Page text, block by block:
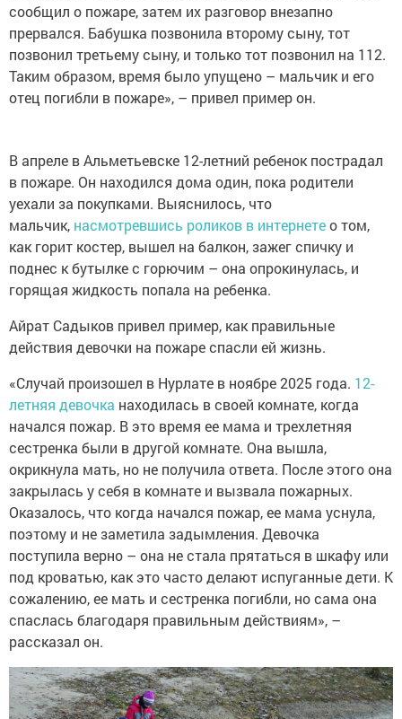
сообщил о пожаре, затем их разговор внезапно
прервался. Бабушка позвонила второму сыну, тот
позвонил третьему сыну, и только тот позвонил на 112.
Таким образом, время было упущено – мальчик и его
отец погибли в пожаре», – привел пример он.
В апреле в Альметьевске 12-летний ребенок пострадал
в пожаре. Он находился дома один, пока родители
уехали за покупками. Выяснилось, что
мальчик, насмотревшись роликов в интернетео том,
как горит костер, вышел на балкон, зажег спичку и
поднес к бутылке с горючим – она опрокинулась, и
горящая жидкость попала на ребенка.
Айрат Садыков привел пример, как правильные
действия девочки на пожаре спасли ей жизнь.
«Случай произошел в Нурлате в ноябре 2025 года. 12-
летняя девочка находилась в своей комнате, когда
начался пожар. В это время ее мама и трехлетняя
сестренка были в другой комнате. Она вышла,
окрикнула мать, но не получила ответа. После этого она
закрылась у себя в комнате и вызвала пожарных.
Оказалось, что когда начался пожар, ее мама уснула,
поэтому и не заметила задымления. Девочка
поступила верно – она не стала прятаться в шкафу или
под кроватью, как это часто делают испуганные дети. К
сожалению, ее мать и сестренка погибли, но сама она
спаслась благодаря правильным действиям», –
рассказал он.